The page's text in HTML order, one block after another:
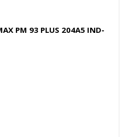
PM 93 PLUS 204A5 IND-